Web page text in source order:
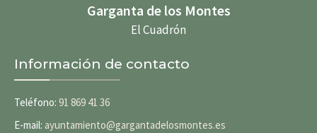
Garganta de los Montes
El Cuadrón
Información de contacto
Teléfono: 91 869 41 36
E-mail: ayuntamiento@gargantadelosmontes.es